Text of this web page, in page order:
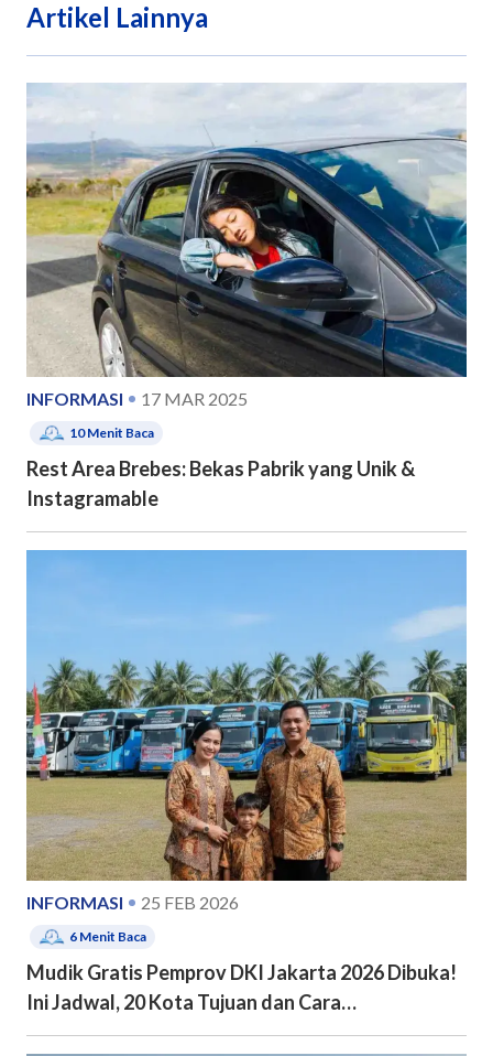
Artikel Lainnya
INFORMASI 17 MAR 2025
10Menit Baca
Rest Area Brebes: Bekas Pabrik yang Unik &
Instagramable
INFORMASI 25 FEB 2026
6 Menit Baca
Mudik Gratis Pemprov DKI Jakarta 2026 Dibuka!
Ini Jadwal, 20 Kota Tujuan dan Cara
Pendaftarannya